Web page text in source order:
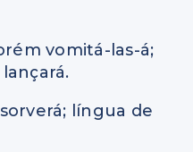
vomitá-las-á;
língua de